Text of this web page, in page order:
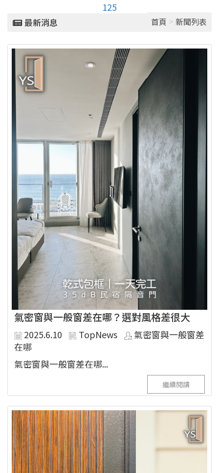
125
最新消息 首頁 > 新聞列表
氣密窗與一般窗差在哪？選對風格差很大
2025.6.10 TopNews
氣密窗與一般窗差
在哪
氣密窗與一般窗差在哪...
繼續閱讀